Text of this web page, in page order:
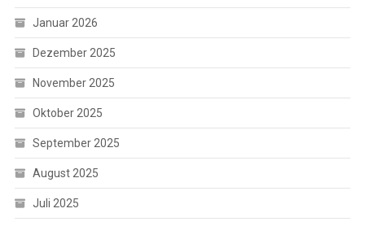
Januar 2026
Dezember 2025
November 2025
Oktober 2025
September 2025
August 2025
Juli 2025